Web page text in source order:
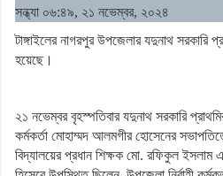
সন্ধ্যা ০৬:৪৯, ২১ নভেম্বর, ২০২৪
টাঙ্গাইলের নাগরপুর উপজেলার যদুনাথ সরকারি
হয়েছে।
২১ নভেম্বর বৃহস্পতিবার যদুনাথ সরকারি
কর্মকর্তা মোহাম্মদ আলমগীর হোসেনের
বিদ্যালয়ের প্রধান শিক্ষক মো. রফিকুল ইসলাম